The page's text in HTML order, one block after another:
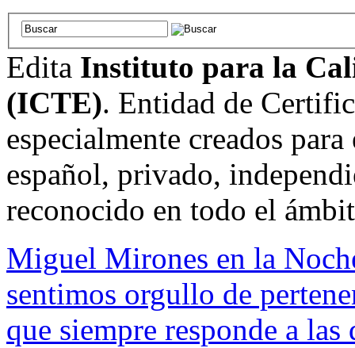
Edita Instituto para la
(ICTE). Entidad de
especialmente creados
español, privado,
reconocido en todo el
Miguel Mirones en la
sentimos orgullo de
que siempre responde a